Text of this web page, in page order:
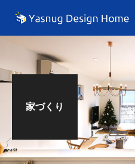
家づくり